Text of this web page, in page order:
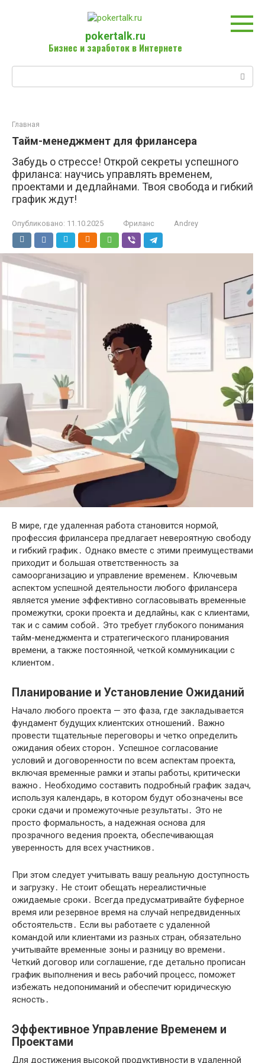
pokertalk.ru
Бизнес и заработок в Интернете
Главная
Тайм-менеджмент для фрилансера
Забудь о стрессе! Открой секреты успешного
фриланса: научись управлять временем,
проектами и дедлайнами. Твоя свобода и гибкий
график ждут!
Опубликовано: 11.10.2025 Фриланс Andrey
В мире, где удаленная работа становится нормой,
профессия фрилансера предлагает невероятную свободу
и гибкий график․ Однако вместе с этими преимуществами
приходит и большая ответственность за
самоорганизацию и управление временем․ Ключевым
аспектом успешной деятельности любого фрилансера
является умение эффективно согласовывать временные
промежутки, сроки проекта и дедлайны, как с клиентами,
так и с самим собой․ Это требует глубокого понимания
тайм-менеджмента и стратегического планирования
времени, а также постоянной, четкой коммуникации с
клиентом․
Планирование и Установление Ожиданий
Начало любого проекта — это фаза, где закладывается
фундамент будущих клиентских отношений․ Важно
провести тщательные переговоры и четко определить
ожидания обеих сторон․ Успешное согласование
условий и договоренности по всем аспектам проекта,
включая временные рамки и этапы работы, критически
важно․ Необходимо составить подробный график задач,
используя календарь, в котором будут обозначены все
сроки сдачи и промежуточные результаты․ Это не
просто формальность, а надежная основа для
прозрачного ведения проекта, обеспечивающая
уверенность для всех участников․
При этом следует учитывать вашу реальную доступность
и загрузку․ Не стоит обещать нереалистичные
ожидаемые сроки․ Всегда предусматривайте буферное
время или резервное время на случай непредвиденных
обстоятельств․ Если вы работаете с удаленной
командой или клиентами из разных стран, обязательно
учитывайте временные зоны и разницу во времени․
Четкий договор или соглашение, где детально прописан
график выполнения и весь рабочий процесс, поможет
избежать недопониманий и обеспечит юридическую
ясность․
Эффективное Управление Временем и
Проектами
Для достижения высокой продуктивности в удаленной